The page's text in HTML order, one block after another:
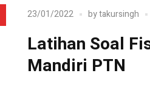
23/01/2022 bytakursingh
Latihan Soal
Mandiri PTN